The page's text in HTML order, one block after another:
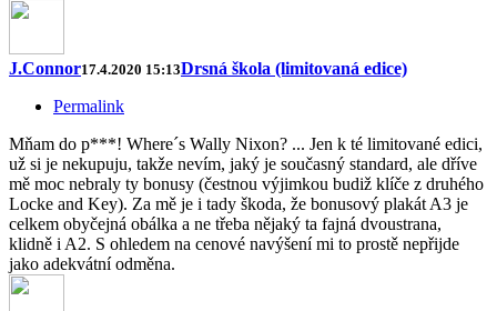
J.Connor17.4.2020 15:13Drsná škola (limitovaná edice)
Permalink
Mňam do p***! Where´s Wally Nixon? ... Jen k té limitované edici,
už si je nekupuju, takže nevím, jaký je současný standard, ale dříve
mě moc nebraly ty bonusy (čestnou výjimkou budiž klíče z druhého
Locke and Key). Za mě je i tady škoda, že bonusový plakát A3 je
celkem obyčejná obálka a ne třeba nějaký ta fajná dvoustrana,
klidně i A2. S ohledem na cenové navýšení mi to prostě nepřijde
jako adekvátní odměna.